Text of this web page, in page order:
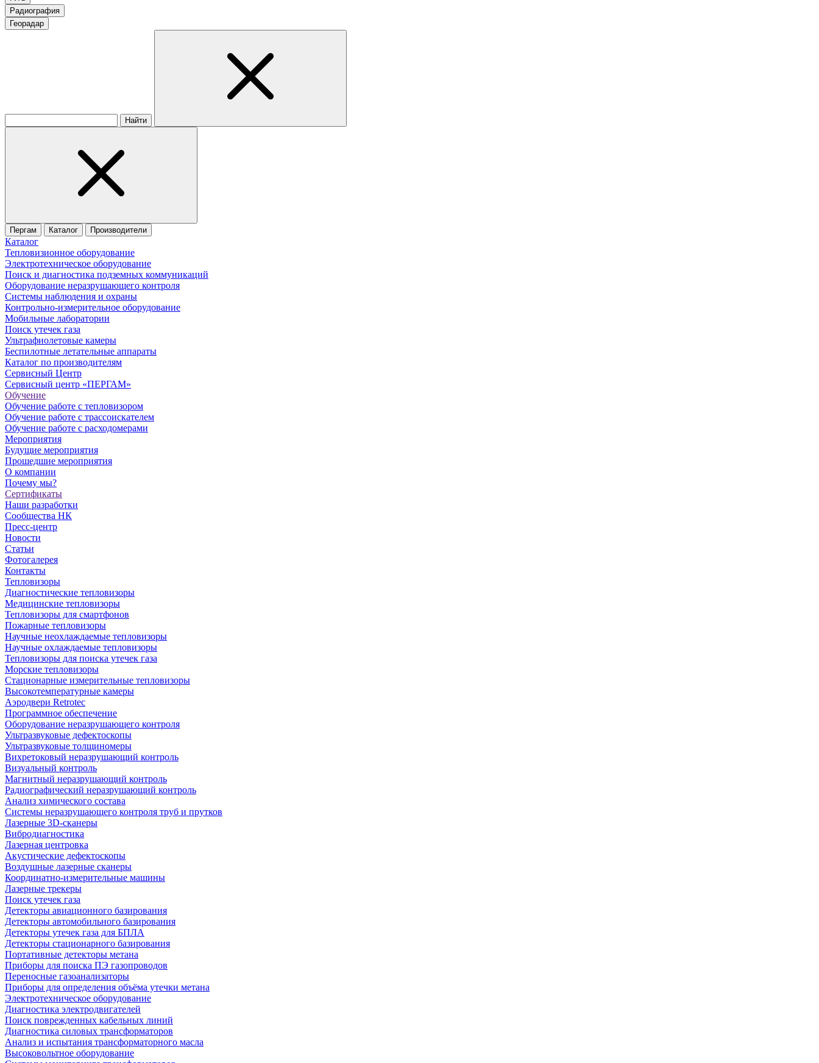
Радиография
Георадар
Найти
Пергам Каталог Производители
Каталог
Тепловизионное оборудование
Электротехническое оборудование
Поиск и диагностика подземных коммуникаций
Оборудование неразрушающего контроля
Системы наблюдения и охраны
Контрольно-измерительное оборудование
Мобильные лаборатории
Поиск утечек газа
Ультрафиолетовые камеры
Беспилотные летательные аппараты
Каталог по производителям
Сервисный Центр
Сервисный центр «ПЕРГАМ»
Обучение
Обучение работе с тепловизором
Обучение работе с трассоискателем
Обучение работе с расходомерами
Мероприятия
Будущие мероприятия
Прошедшие мероприятия
О компании
Почему мы?
Сертификаты
Наши разработки
Сообщества НК
Пресс-центр
Новости
Статьи
Фотогалерея
Контакты
Тепловизоры
Диагностические тепловизоры
Медицинские тепловизоры
Тепловизоры для смартфонов
Пожарные тепловизоры
Научные неохлаждаемые тепловизоры
Научные охлаждаемые тепловизоры
Тепловизоры для поиска утечек газа
Морские тепловизоры
Стационарные измерительные тепловизоры
Высокотемпературные камеры
Аэродвери Retrotec
Программное обеспечение
Оборудование неразрушающего контроля
Ультразвуковые дефектоскопы
Ультразвуковые толщиномеры
Вихретоковый неразрушающий контроль
Визуальный контроль
Магнитный неразрушающий контроль
Радиографический неразрушающий контроль
Анализ химического состава
Системы неразрушающего контроля труб и прутков
Лазерные 3D-сканеры
Вибродиагностика
Лазерная центровка
Акустические дефектоскопы
Воздушные лазерные сканеры
Координатно-измерительные машины
Лазерные трекеры
Поиск утечек газа
Детекторы авиационного базирования
Детекторы автомобильного базирования
Детекторы утечек газа для БПЛА
Детекторы стационарного базирования
Портативные детекторы метана
Приборы для поиска ПЭ газопроводов
Переносные газоанализаторы
Приборы для определения объёма утечки метана
Электротехническое оборудование
Диагностика электродвигателей
Поиск поврежденных кабельных линий
Диагностика силовых трансформаторов
Анализ и испытания трансформаторного масла
Высоковольтное оборудование